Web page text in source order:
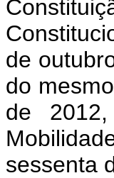
de
do
de
sessenta